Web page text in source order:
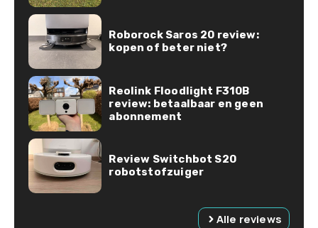
Roborock Saros 20 review:
kopen of beter niet?
Reolink Floodlight F310B
review: betaalbaar en geen
abonnement
Review Switchbot S20
robotstofzuiger
Alle reviews